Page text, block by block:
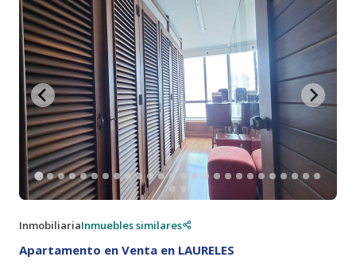
InmobiliariaInmuebles similares
Apartamento en Venta en LAURELES